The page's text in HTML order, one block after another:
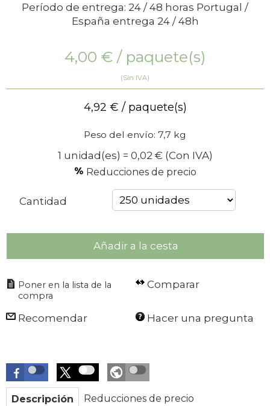
Período de entrega: 24 / 48 horas Portugal /
España entrega 24 / 48h
4,00 € / paquete(s)
(Sin IVA)
4,92 € / paquete(s)
Peso del envío: 7,7 kg
1 unidad(es) = 0,02 €(Con IVA)
Reducciones de precio
Cantidad
Añadir a la cesta
Comparar
Recomendar Hacer una pregunta
Descripción Reducciones de precio